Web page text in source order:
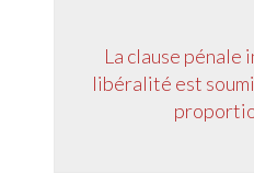
La clause pénale
libéralité est